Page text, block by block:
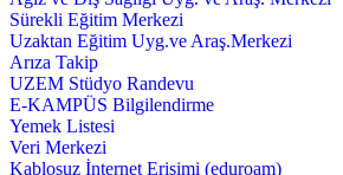
Sürekli Eğitim Merkezi
Uzaktan Eğitim Uyg.ve Araş.Merkezi
Arıza Takip
UZEM Stüdyo Randevu
E-KAMPÜS Bilgilendirme
Yemek Listesi
Veri Merkezi
Kablosuz İnternet Erişimi (eduroam)